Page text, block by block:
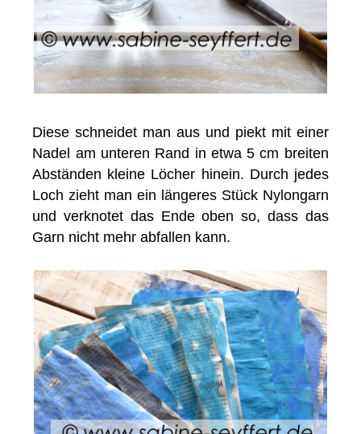
Diese schneidet man aus und piekt mit einer
Nadel am unteren Rand in etwa 5 cm breiten
Abständen kleine Löcher hinein. Durch jedes
Loch zieht man ein längeres Stück Nylongarn
und verknotet das Ende oben so, dass das
Garn nicht mehr abfallen kann.